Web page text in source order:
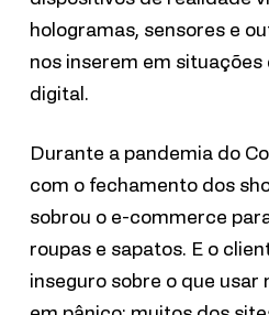
hologramas, sensores e
nos inserem em
digital.
Durante a pandemia do
com o fechamento dos
sobrou o e-commerce
roupas e sapatos. E o
inseguro sobre o que